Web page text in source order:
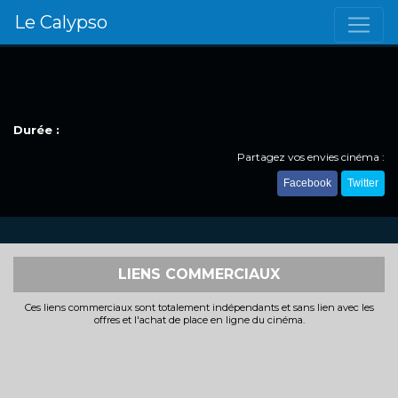
Le Calypso
Durée :
Partagez vos envies cinéma :
Facebook Twitter
LIENS COMMERCIAUX
Ces liens commerciaux sont totalement indépendants et sans lien avec les
offres et l'achat de place en ligne du cinéma.